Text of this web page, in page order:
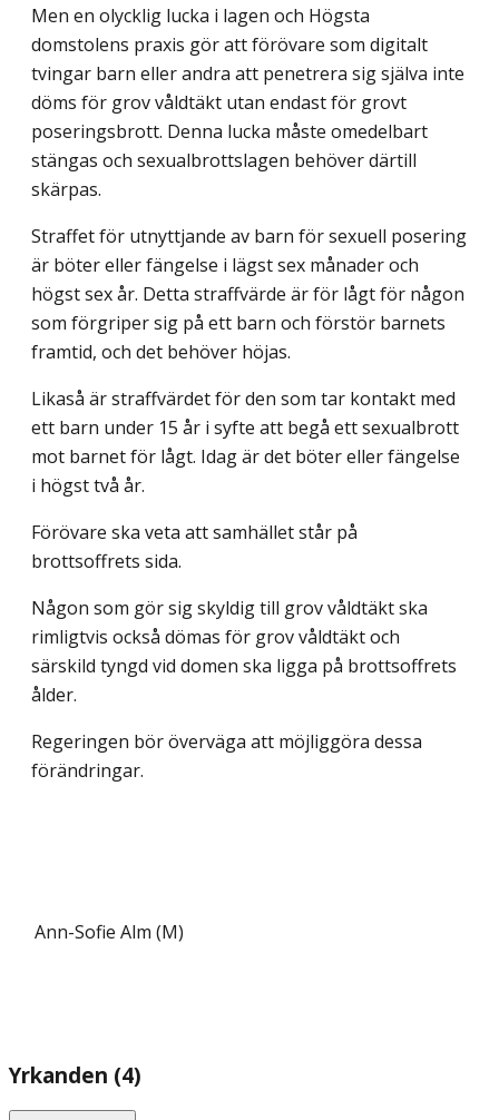
Men en olycklig lucka i lagen och Högsta
domstolens praxis gör att förövare som digitalt
tvingar barn eller andra att penetrera sig själva inte
döms för grov våldtäkt utan endast för grovt
poseringsbrott. Denna lucka måste omedelbart
stängas och sexual­brottslagen behöver därtill
skärpas.
Straffet för utnyttjande av barn för sexuell posering
är böter eller fängelse i lägst sex månader och
högst sex år. Detta straffvärde är för lågt för någon
som förgriper sig på ett barn och förstör barnets
framtid, och det behöver höjas.
Likaså är straffvärdet för den som tar kontakt med
ett barn under 15 år i syfte att begå ett sexualbrott
mot barnet för lågt. Idag är det böter eller fängelse
i högst två år.
Förövare ska veta att samhället står på
brottsoffrets sida.
Någon som gör sig skyldig till grov våldtäkt ska
rimligtvis också dömas för grov våldtäkt och
särskild tyngd vid domen ska ligga på brottsoffrets
ålder.
Regeringen bör överväga att möjliggöra dessa
förändringar.
Ann-Sofie Alm (M)
Yrkanden (4)